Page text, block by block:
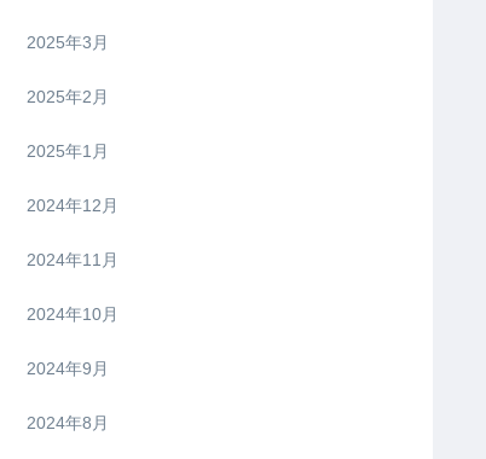
2025年3月
2025年2月
2025年1月
2024年12月
2024年11月
2024年10月
2024年9月
2024年8月